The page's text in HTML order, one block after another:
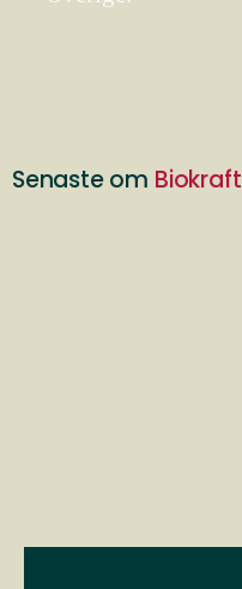
Senaste om Biokraft